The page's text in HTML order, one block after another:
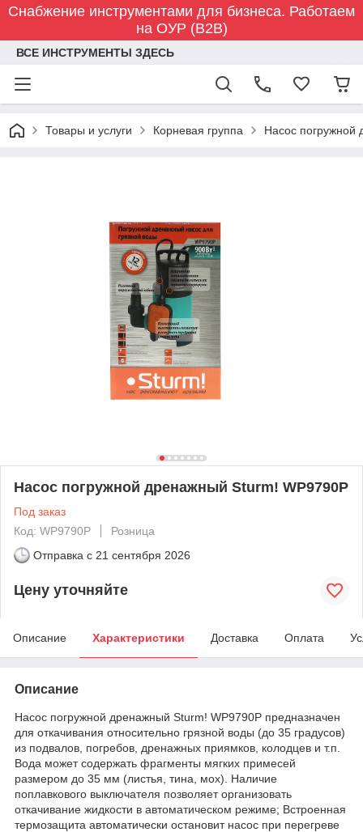
Снабжение инструментами для бизнеса. Работаем
на ОУР (B2B)
ВСЕ ИНСТРУМЕНТЫ ЗДЕСЬ
Товары и услуги Корневая группа Насос погружной
Насос погружной дренажный Sturm! WP9790P
Под заказ
Код: WP9790P
Розница
Отправка с 21 сентября 2026
Цену уточняйте
Описание Характеристики Доставка Оплата
Описание
Насос погружной дренажный Sturm! WP9790P предназначен
для откачивания относительно грязной воды (до 35 градусов)
из подвалов, погребов, дренажных приямков, колодцев и т.п.
Вода может содержать фрагменты мягких примесей
размером до 35 мм (листья, тина, мох). Наличие
поплавкового выключателя позволяет организовать
откачивание жидкости в автоматическом режиме; Встроенная
термозащита автоматически остановит насос при перегреве